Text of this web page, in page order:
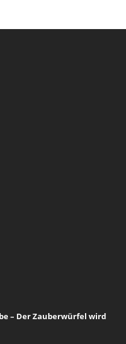
– Der Zauberwürfel wird